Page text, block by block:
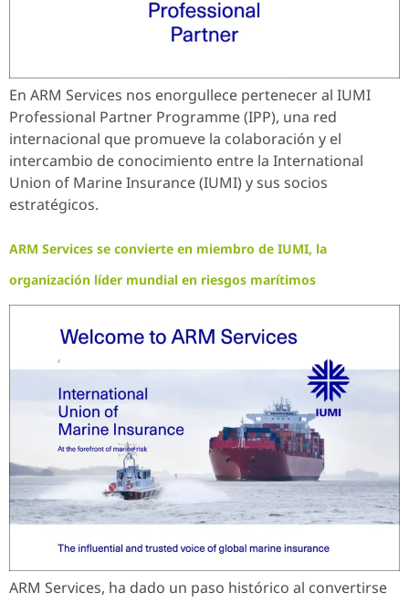
En ARM Services nos enorgullece pertenecer al IUMI
Professional Partner Programme (IPP), una red
internacional que promueve la colaboración y el
intercambio de conocimiento entre la International
Union of Marine Insurance (IUMI) y sus socios
estratégicos.
ARM Services se convierte en miembro de IUMI, la
organización líder mundial en riesgos marítimos
ARM Services, ha dado un paso histórico al convertirse